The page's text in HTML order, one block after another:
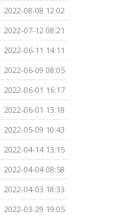
2022-08-08 12:02
2022-07-12 08:21
2022-06-11 14:11
2022-06-09 08:05
2022-06-01 16:17
2022-06-01 13:18
2022-05-09 10:43
2022-04-14 13:15
2022-04-04 08:58
2022-04-03 18:33
2022-03-29 19:05